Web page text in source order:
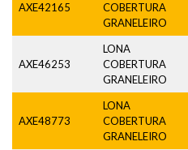
AXE42165
COBERTURA
GRANELEIRO
AXE46253
LONA
COBERTURA
GRANELEIRO
AXE48773
LONA
COBERTURA
GRANELEIRO